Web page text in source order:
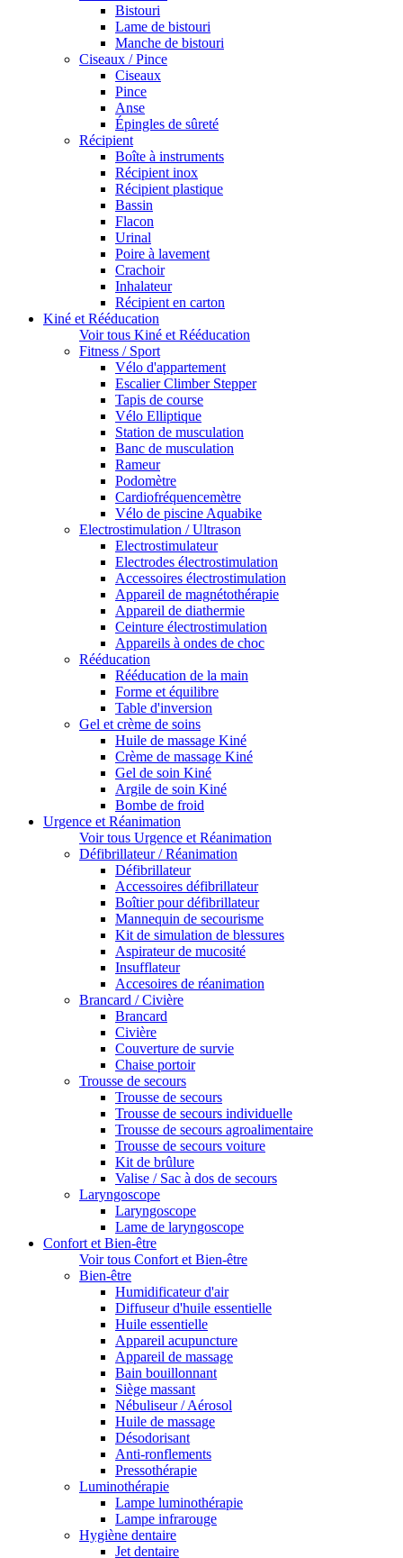
Bistouri
Lame de bistouri
Manche de bistouri
Ciseaux / Pince
Ciseaux
Pince
Anse
Épingles de sûreté
Récipient
Boîte à instruments
Récipient inox
Récipient plastique
Bassin
Flacon
Urinal
Poire à lavement
Crachoir
Inhalateur
Récipient en carton
Kiné et Rééducation
Voir tous Kiné et Rééducation
Fitness / Sport
Vélo d'appartement
Escalier Climber Stepper
Tapis de course
Vélo Elliptique
Station de musculation
Banc de musculation
Rameur
Podomètre
Cardiofréquencemètre
Vélo de piscine Aquabike
Electrostimulation / Ultrason
Electrostimulateur
Electrodes électrostimulation
Accessoires électrostimulation
Appareil de magnétothérapie
Appareil de diathermie
Ceinture électrostimulation
Appareils à ondes de choc
Rééducation
Rééducation de la main
Forme et équilibre
Table d'inversion
Gel et crème de soins
Huile de massage Kiné
Crème de massage Kiné
Gel de soin Kiné
Argile de soin Kiné
Bombe de froid
Urgence et Réanimation
Voir tous Urgence et Réanimation
Défibrillateur / Réanimation
Défibrillateur
Accessoires défibrillateur
Boîtier pour défibrillateur
Mannequin de secourisme
Kit de simulation de blessures
Aspirateur de mucosité
Insufflateur
Accesoires de réanimation
Brancard / Civière
Brancard
Civière
Couverture de survie
Chaise portoir
Trousse de secours
Trousse de secours
Trousse de secours individuelle
Trousse de secours agroalimentaire
Trousse de secours voiture
Kit de brûlure
Valise / Sac à dos de secours
Laryngoscope
Laryngoscope
Lame de laryngoscope
Confort et Bien-être
Voir tous Confort et Bien-être
Bien-être
Humidificateur d'air
Diffuseur d'huile essentielle
Huile essentielle
Appareil acupuncture
Appareil de massage
Bain bouillonnant
Siège massant
Nébuliseur / Aérosol
Huile de massage
Désodorisant
Anti-ronflements
Pressothérapie
Luminothérapie
Lampe luminothérapie
Lampe infrarouge
Hygiène dentaire
Jet dentaire